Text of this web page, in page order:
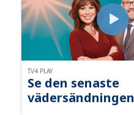
Se den senaste
vädersändningen
TV4 PLAY